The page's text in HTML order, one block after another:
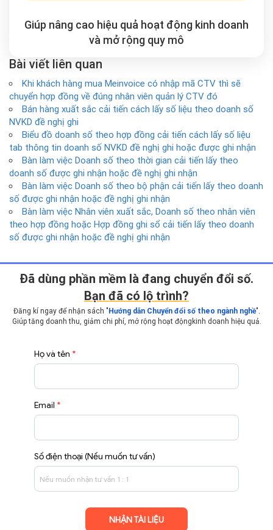
Giúp nâng cao hiệu quả hoạt động kinh doanh
và mở rộng quy mô
Bài viết liên quan
Khi khách hàng mua Meinvoice có nhập mã CTV thì sẽ
chuyển hợp đồng về đúng nhân viên quản lý CTV đó
Bán hàng xuất sắc cải tiến cách lấy số liệu theo doanh số
NVKD đề nghị ghi
Biểu đồ doanh số theo hợp đồng cải tiến cách lấy số liệu
tab thông tin doanh số NVKD đề nghị ghi hoặc được ghi nhận
Bàn làm việc Doanh số theo thời gian cải tiến lấy theo
doanh số được ghi nhận hoặc đề nghị ghi nhận
Bàn làm việc Doanh số theo bộ phận cải tiến lấy theo doanh
số được ghi nhận hoặc đề nghị ghi nhận
Bàn làm việc Nhân viên xuất sắc, Doanh số theo nhân viên
theo hợp đồng hoặc Hợp đồng ghi sổ cải tiến lấy theo doanh
số được ghi nhận hoặc đề nghị ghi nhận
Ðã dùng phần mềm là đang chuyển đổi số.
Bạn đã có lộ trình?
Đăng kí ngay để nhận sách " Hướng dẫn Chuyển đổi số theo ngành nghề".
Giúp tăng doanh thu, giảm chi phí, mở rộng hoạt động kinh doanh hiệu quả.
Họ và tên *
Email *
Số điện thoại (Nếu muốn tư vấn)